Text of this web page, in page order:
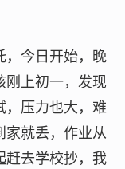
，今日开始，晚
刚上初一，发现
，压力也大，难
家就丢，作业从
赶去学校抄，我